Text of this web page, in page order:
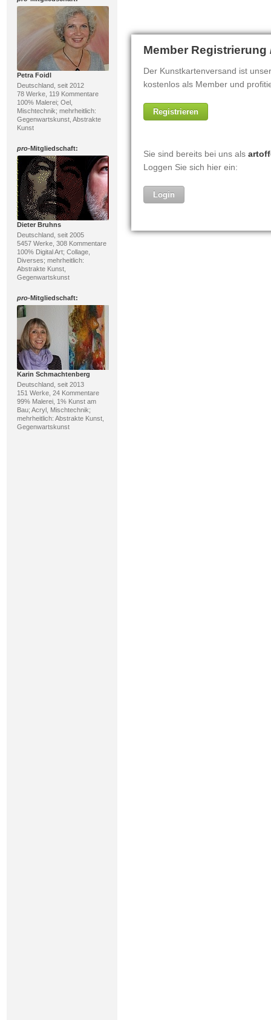
Petra Foidl
Deutschland, seit 2012
78 Werke, 119 Kommentare
100% Malerei; Oel,
Mischtechnik; mehrheitlich:
Gegenwartskunst, Abstrakte
Kunst
pro-Mitgliedschaft:
Dieter Bruhns
Deutschland, seit 2005
5457 Werke, 308 Kommentare
100% Digital Art; Collage,
Diverses; mehrheitlich:
Abstrakte Kunst,
Gegenwartskunst
pro-Mitgliedschaft:
Karin Schmachtenberg
Deutschland, seit 2013
151 Werke, 24 Kommentare
99% Malerei, 1% Kunst am
Bau; Acryl, Mischtechnik;
mehrheitlich: Abstrakte Kunst,
Gegenwartskunst